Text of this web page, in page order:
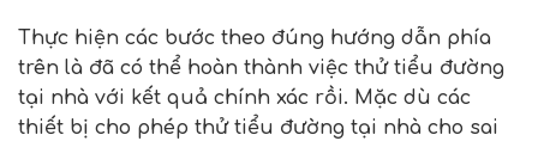
Thực hiện các bước theo đúng hướng dẫn phía
trên là đã có thể hoàn thành việc thử tiểu đường
tại nhà với kết quả chính xác rồi. Mặc dù các
thiết bị cho phép thử tiểu đường tại nhà cho sai